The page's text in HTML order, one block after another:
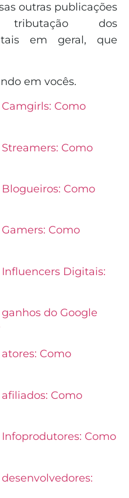
outras publicações
dos
em geral, que
em vocês.
Como
Como
Como
Como
Digitais:
do Google
Como
Como
Como